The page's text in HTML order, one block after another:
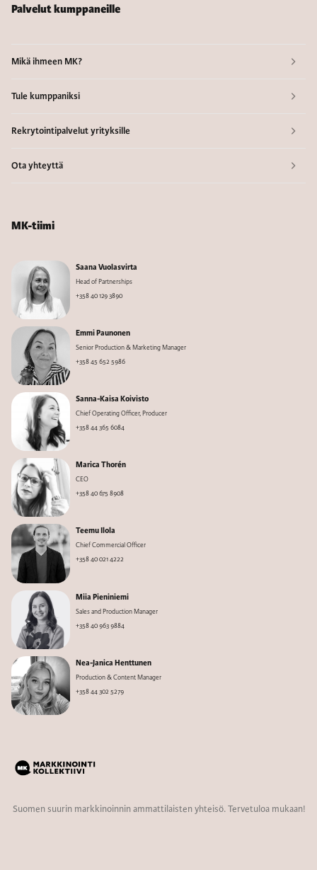
Palvelut kumppaneille
Mikä ihmeen MK?
Tule kumppaniksi
Rekrytointipalvelut yrityksille
Ota yhteyttä
MK-tiimi
Saana Vuolasvirta
Head of Partnerships
+358 40 129 3890
Emmi Paunonen
Senior Production & Marketing Manager
+358 45 652 5986
Sanna-Kaisa Koivisto
Chief Operating Officer, Producer
+358 44 365 6084
Marica Thorén
CEO
+358 40 675 8908
Teemu Ilola
Chief Commercial Officer
+358 40 021 4222
Miia Pieniniemi
Sales and Production Manager
+358 40 963 9884
Nea-Janica Henttunen
Production & Content Manager
+358 44 302 5279
Suomen suurin markkinoinnin ammattilaisten yhteisö. Tervetuloa mukaan!